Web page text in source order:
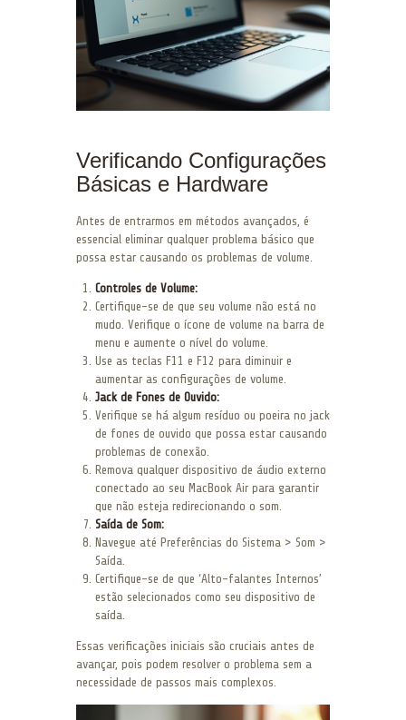
Verificando Configurações
Básicas e Hardware
Antes de entrarmos em métodos avançados, é
essencial eliminar qualquer problema básico que
possa estar causando os problemas de volume.
Controles de Volume:
Certifique-se de que seu volume não está no
mudo. Verifique o ícone de volume na barra de
menu e aumente o nível do volume.
Use as teclas F11 e F12 para diminuir e
aumentar as configurações de volume.
Jack de Fones de Ouvido:
Verifique se há algum resíduo ou poeira no jack
de fones de ouvido que possa estar causando
problemas de conexão.
Remova qualquer dispositivo de áudio externo
conectado ao seu MacBook Air para garantir
que não esteja redirecionando o som.
Saída de Som:
Navegue até Preferências do Sistema > Som >
Saída.
Certifique-se de que ‘Alto-falantes Internos’
estão selecionados como seu dispositivo de
saída.
Essas verificações iniciais são cruciais antes de
avançar, pois podem resolver o problema sem a
necessidade de passos mais complexos.